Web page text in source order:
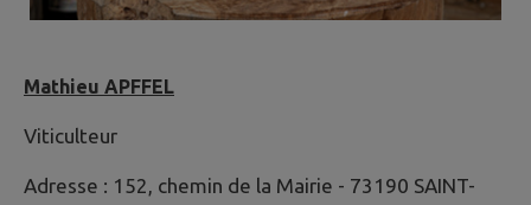
Mathieu APFFEL
Viticulteur
Adresse : 152, chemin de la Mairie - 73190 SAINT-